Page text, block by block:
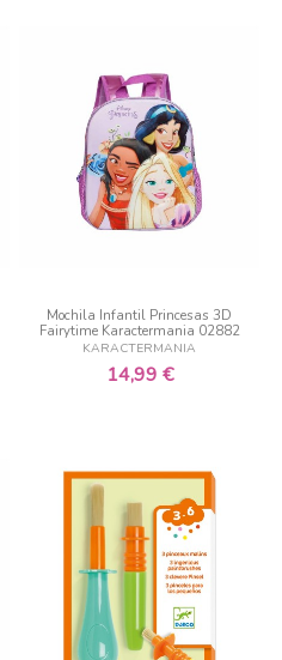
Mochila Infantil Princesas 3D
Fairytime Karactermania 02882
KARACTERMANIA
14,99 €